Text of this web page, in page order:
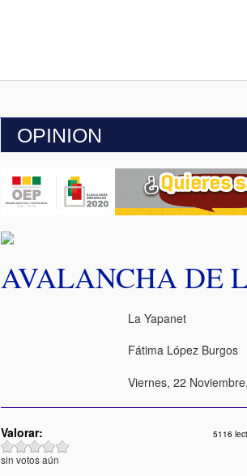
OPINION
AVALANCHA DE
La Yapanet
Fátima López Burgos
Viernes, 22
Valorar:
sin votos aún
5116